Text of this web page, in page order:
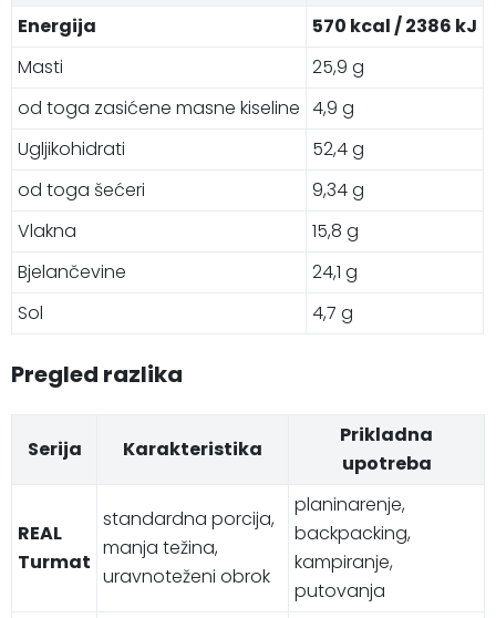
Energija
570 kcal / 2386 kJ
Masti
25,9 g
od toga zasićene masne kiseline 4,9 g
Ugljikohidrati
52,4 g
od toga šećeri
9,34 g
Vlakna
15,8 g
Bjelančevine
24,1 g
Sol
4,7 g
Pregled razlika
Serija Karakteristika
Prikladna
upotreba
REAL
Turmat
standardna porcija,
manja težina,
uravnoteženi obrok
planinarenje,
backpacking,
kampiranje,
putovanja